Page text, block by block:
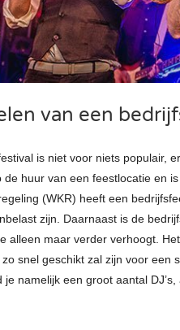
van een
is niet voor niets populair,
de huur van een feestlocatie en
(WKR) heeft een
zijn. Daarnaast is de
alleen maar verder verhoogt.
snel geschikt zal zijn voor een
je namelijk een groot aantal